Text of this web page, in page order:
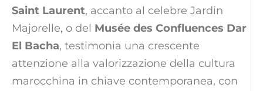
Saint Laurent, accanto al celebre Jardin
Majorelle, o del Musée des Confluences Dar
El Bacha, testimonia una crescente
attenzione alla valorizzazione della cultura
marocchina in chiave contemporanea, con